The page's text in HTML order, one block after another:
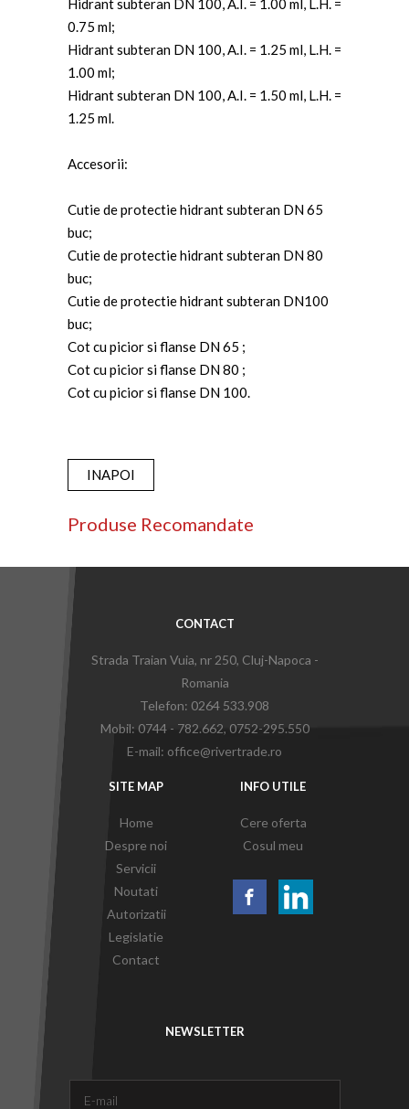
Hidrant subteran DN 100, A.I. = 1.00 ml, L.H. =
0.75 ml;
Hidrant subteran DN 100, A.I. = 1.25 ml, L.H. =
1.00 ml;
Hidrant subteran DN 100, A.I. = 1.50 ml, L.H. =
1.25 ml.
Accesorii:
Cutie de protectie hidrant subteran DN 65
buc;
Cutie de protectie hidrant subteran DN 80
buc;
Cutie de protectie hidrant subteran DN100
buc;
Cot cu picior si flanse DN 65 ;
Cot cu picior si flanse DN 80 ;
Cot cu picior si flanse DN 100.
INAPOI
Produse Recomandate
CONTACT
Strada Traian Vuia, nr 250, Cluj-Napoca -
Romania
Telefon: 0264 533.908
Mobil: 0744 - 782.662, 0752-295.550
E-mail: office@rivertrade.ro
SITE MAP
Home
Despre noi
Servicii
Noutati
Autorizatii
Legislatie
Contact
INFO UTILE
Cere oferta
Cosul meu
NEWSLETTER